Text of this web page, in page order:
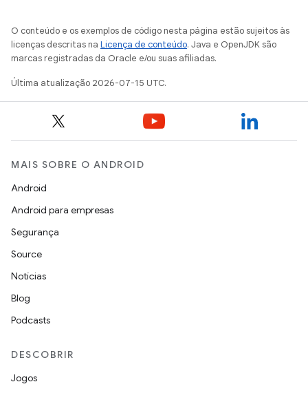
O conteúdo e os exemplos de código nesta página estão sujeitos às
licenças descritas na Licença de conteúdo. Java e OpenJDK são
marcas registradas da Oracle e/ou suas afiliadas.
Última atualização 2026-07-15 UTC.
MAIS SOBRE O ANDROID
Android
Android para empresas
Segurança
Source
Notícias
Blog
Podcasts
DESCOBRIR
Jogos